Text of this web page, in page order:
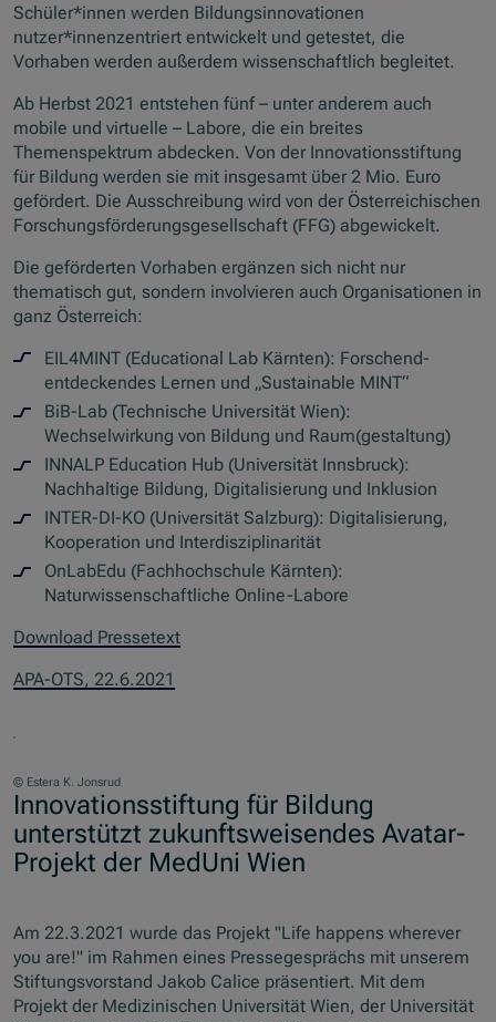
Schüler*innen werden Bildungsinnovationen
nutzer*innenzentriert entwickelt und getestet, die
Vorhaben werden außerdem wissenschaftlich begleitet.
Ab Herbst 2021 entstehen fünf – unter anderem auch
mobile und virtuelle – Labore, die ein breites
Themenspektrum abdecken. Von der Innovationsstiftung
für Bildung werden sie mit insgesamt über 2 Mio. Euro
gefördert. Die Ausschreibung wird von der Österreichischen
Forschungsförderungsgesellschaft (FFG) abgewickelt.
Die geförderten Vorhaben ergänzen sich nicht nur
thematisch gut, sondern involvieren auch Organisationen in
ganz Österreich:
EIL4MINT (Educational Lab Kärnten): Forschend-
entdeckendes Lernen und „Sustainable MINT“
BiB-Lab (Technische Universität Wien):
Wechselwirkung von Bildung und Raum(gestaltung)
INNALP Education Hub (Universität Innsbruck):
Nachhaltige Bildung, Digitalisierung und Inklusion
INTER-DI-KO (Universität Salzburg): Digitalisierung,
Kooperation und Interdisziplinarität
OnLabEdu (Fachhochschule Kärnten):
Naturwissenschaftliche Online-Labore
Download Pressetext
APA-OTS, 22.6.2021
© Estera K. Jonsrud
Innovationsstiftung für Bildung
unterstützt zukunftsweisendes Avatar-
Projekt der MedUni Wien
Am 22.3.2021 wurde das Projekt "Life happens wherever
you are!" im Rahmen eines Pressegesprächs mit unserem
Stiftungsvorstand Jakob Calice präsentiert. Mit dem
Projekt der Medizinischen Universität Wien, der Universität